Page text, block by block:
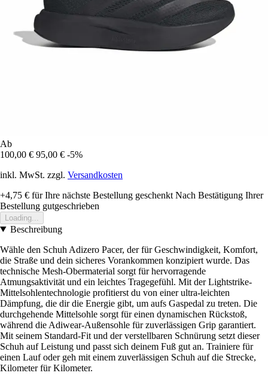
Ab
100,00 € 95,00 € -5%
inkl. MwSt. zzgl. Versandkosten
+4,75 € für Ihre nächste Bestellung geschenkt Nach Bestätigung Ihrer
Bestellung gutgeschrieben
Loading...
Beschreibung
Wähle den Schuh Adizero Pacer, der für Geschwindigkeit, Komfort,
die Straße und dein sicheres Vorankommen konzipiert wurde. Das
technische Mesh-Obermaterial sorgt für hervorragende
Atmungsaktivität und ein leichtes Tragegefühl. Mit der Lightstrike-
Mittelsohlentechnologie profitierst du von einer ultra-leichten
Dämpfung, die dir die Energie gibt, um aufs Gaspedal zu treten. Die
durchgehende Mittelsohle sorgt für einen dynamischen Rückstoß,
während die Adiwear-Außensohle für zuverlässigen Grip garantiert.
Mit seinem Standard-Fit und der verstellbaren Schnürung setzt dieser
Schuh auf Leistung und passt sich deinem Fuß gut an. Trainiere für
einen Lauf oder geh mit einem zuverlässigen Schuh auf die Strecke,
Kilometer für Kilometer.